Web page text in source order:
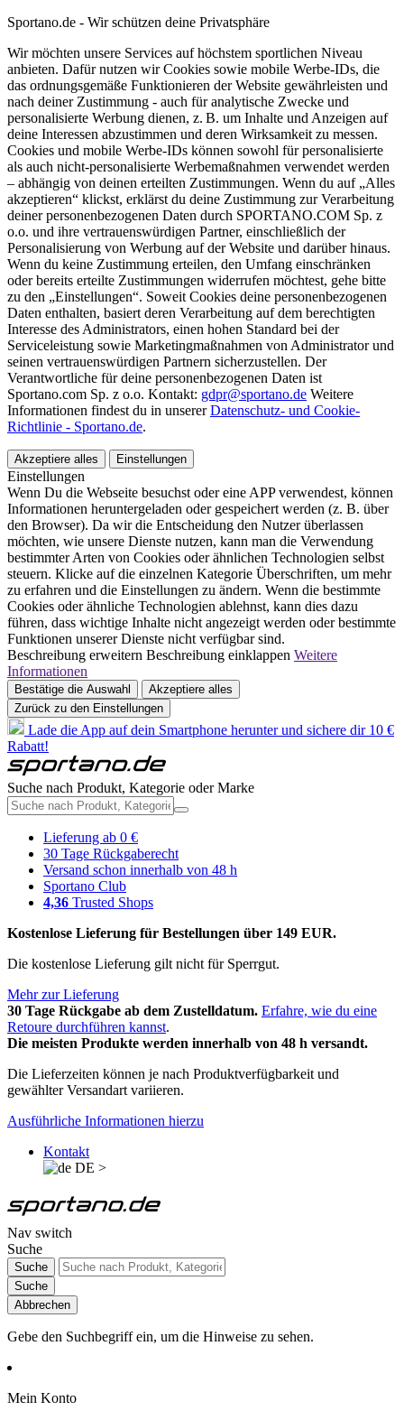
Sportano.de - Wir schützen deine Privatsphäre
Wir möchten unsere Services auf höchstem sportlichen Niveau
anbieten. Dafür nutzen wir Cookies sowie mobile Werbe-IDs, die
das ordnungsgemäße Funktionieren der Website gewährleisten und
nach deiner Zustimmung - auch für analytische Zwecke und
personalisierte Werbung dienen, z. B. um Inhalte und Anzeigen auf
deine Interessen abzustimmen und deren Wirksamkeit zu messen.
Cookies und mobile Werbe-IDs können sowohl für personalisierte
als auch nicht-personalisierte Werbemaßnahmen verwendet werden
– abhängig von deinen erteilten Zustimmungen. Wenn du auf „Alles
akzeptieren“ klickst, erklärst du deine Zustimmung zur Verarbeitung
deiner personenbezogenen Daten durch SPORTANO.COM Sp. z
o.o. und ihre vertrauenswürdigen Partner, einschließlich der
Personalisierung von Werbung auf der Website und darüber hinaus.
Wenn du keine Zustimmung erteilen, den Umfang einschränken
oder bereits erteilte Zustimmungen widerrufen möchtest, gehe bitte
zu den „Einstellungen“. Soweit Cookies deine personenbezogenen
Daten enthalten, basiert deren Verarbeitung auf dem berechtigten
Interesse des Administrators, einen hohen Standard bei der
Serviceleistung sowie Marketingmaßnahmen von Administrator und
seinen vertrauenswürdigen Partnern sicherzustellen. Der
Verantwortliche für deine personenbezogenen Daten ist
Sportano.com Sp. z o.o. Kontakt: gdpr@sportano.de Weitere
Informationen findest du in unsererDatenschutz- und Cookie-
Richtlinie - Sportano.de.
Akzeptiere alles Einstellungen
Einstellungen
Wenn Du die Webseite besuchst oder eine APP verwendest, können
Informationen heruntergeladen oder gespeichert werden (z. B. über
den Browser). Da wir die Entscheidung den Nutzer überlassen
möchten, wie unsere Dienste nutzen, kann man die Verwendung
bestimmter Arten von Cookies oder ähnlichen Technologien selbst
steuern. Klicke auf die einzelnen Kategorie Überschriften, um mehr
zu erfahren und die Einstellungen zu ändern. Wenn die bestimmte
Cookies oder ähnliche Technologien ablehnst, kann dies dazu
führen, dass wichtige Inhalte nicht angezeigt werden oder bestimmte
Funktionen unserer Dienste nicht verfügbar sind.
Beschreibung erweitern Beschreibung einklappen Weitere
Informationen
Bestätige die Auswahl
Akzeptiere alles
Zurück zu den Einstellungen
Lade die App auf dein Smartphone herunter und sichere dir 10 €
Rabatt!
Suche nach Produkt, Kategorie oder Marke
Lieferung ab 0 €
30 Tage Rückgaberecht
Versand schon innerhalb von 48 h
Sportano Club
4,36 Trusted Shops
Kostenlose Lieferung für Bestellungen über 149 EUR.
Die kostenlose Lieferung gilt nicht für Sperrgut.
Mehr zur Lieferung
30 Tage Rückgabe ab dem Zustelldatum. Erfahre, wie du eine
Retoure durchführen kannst.
Die meisten Produkte werden innerhalb von 48 h versandt.
Die Lieferzeiten können je nach Produktverfügbarkeit und
gewählter Versandart variieren.
Ausführliche Informationen hierzu
Kontakt
DE >
Nav switch
Suche
Suche
Suche
Abbrechen
Gebe den Suchbegriff ein, um die Hinweise zu sehen.
Mein Konto